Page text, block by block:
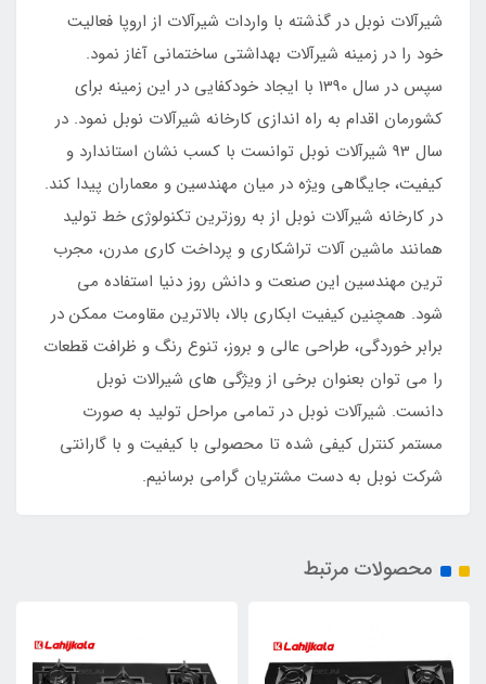
شیرآلات نوبل در گذشته با واردات شیرآلات از اروپا فعالیت
خود را در زمینه شیرآلات بهداشتی ساختمانی آغاز نمود.
سپس در سال 1390 با ایجاد خودکفایی در این زمینه برای
کشورمان اقدام به راه اندازی کارخانه شیرآلات نوبل نمود. در
سال 93 شیرآلات نوبل توانست با کسب نشان استاندارد و
کیفیت، جایگاهی ویژه در میان مهندسین و معماران پیدا کند.
در کارخانه شیرآلات نوبل از به روزترین تکنولوژی خط تولید
همانند ماشین آلات تراشکاری و پرداخت کاری مدرن، مجرب
ترین مهندسین این صنعت و دانش روز دنیا استفاده می
شود. همچنین کیفیت ابکاری بالا، بالاترین مقاومت ممکن در
برابر خوردگی، طراحی عالی و بروز، تنوع رنگ و ظرافت قطعات
را می توان بعنوان برخی از ویژگی های شیرالات نوبل
دانست. شیرآلات نوبل در تمامی مراحل تولید به صورت
مستمر کنترل کیفی شده تا محصولی با کیفیت و با گارانتی
شرکت نوبل به دست مشتریان گرامی برسانیم.
محصولات مرتبط